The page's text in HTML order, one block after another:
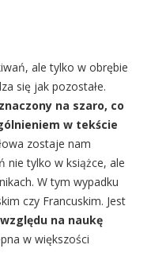
ale tylko w obrębie
się jak pozostałe.
na szaro, co
w tekście
zostaje nam
nie tylko w książce, ale
W tym wypadku
czy Francuskim. Jest
na naukę
w większości